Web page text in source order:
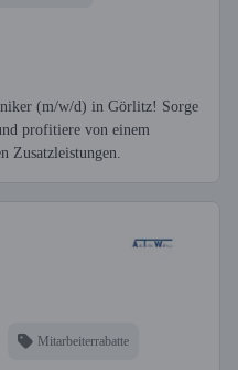
(m/w/d) in Görlitz! Sorge
profitiere von einem
Zusatzleistungen.
Mitarbeiterrabatte